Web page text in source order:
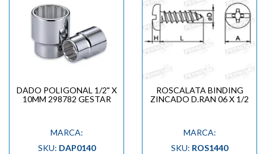
DADO POLIGONAL 1/2" X
10MM 298782 GESTAR
MARCA:
SKU: DAP0140
ROSCALATA BINDING
ZINCADO D.RAN 06 X 1/2
MARCA:
SKU: ROS1440